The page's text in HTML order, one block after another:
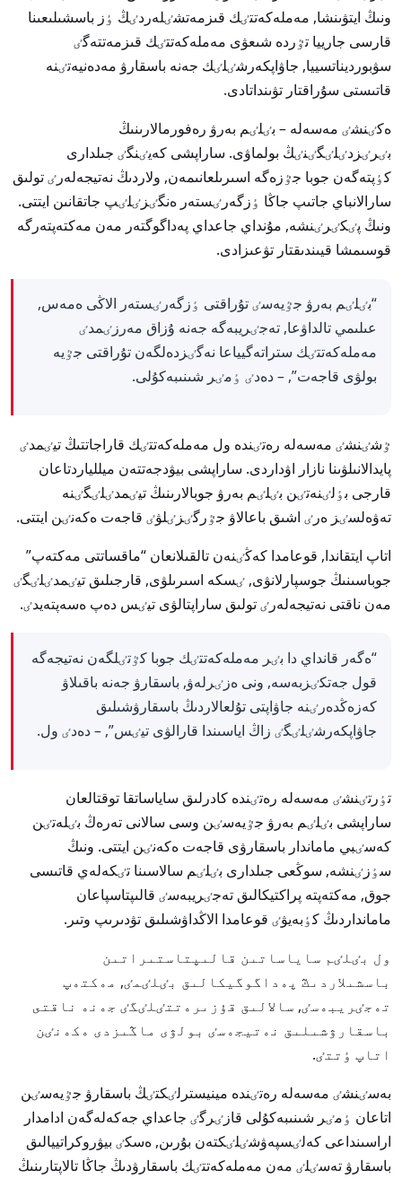
ونىڭ ايتۋىنشا, مەملەكەتتٸك قىزمەتشٸلەردٸڭ ٶز باسشىلىعىنا
قارسى جارييا تٷردە شىعۋى مەملەكەتتٸك قىزمەتتەگٸ
سۋبورديناتسييا, جاۋاپكەرشٸلٸك جەنە باسقارۋ مەدەنيەتٸنە
قاتىستى سۇراقتار تۋىنداتادى.
ەكٸنشٸ مەسەلە – بٸلٸم بەرۋ رەفورمالارىنىڭ
بٸرٸزدٸلٸگٸنٸڭ بولماۋى. ساراپشى كەيٸنگٸ جىلدارى
كٶپتەگەن جوبا جٷزەگە اسىرىلعانىمەن, ولاردىڭ نەتيجەلەرٸ تولىق
سارالانباي جاتىپ جاڭا ٶزگەرٸستەر ەنگٸزٸلٸپ جاتقانىن ايتتى.
ونىڭ پٸكٸرٸنشە, مۇنداي جاعداي پەداگوگتەر مەن مەكتەپتەرگە
قوسىمشا قيىندىقتار تۋعىزادى.
“بٸلٸم بەرۋ جٷيەسٸ تۇراقتى ٶزگەرٸستەر الاڭى ەمەس,
عىلىمي تالداۋعا, تەجٸريبەگە جەنە ۇزاق مەرزٸمدٸ
مەملەكەتتٸك ستراتەگيياعا نەگٸزدەلگەن تۇراقتى جٷيە
بولۋى قاجەت”, – دەدٸ ٶمٸر شىنىبەكۇلى.
ٷشٸنشٸ مەسەلە رەتٸندە ول مەملەكەتتٸك قاراجاتتىڭ تيٸمدٸ
پايدالانىلۋىنا نازار اۋداردى. ساراپشى بيۋدجەتتەن ميللياردتاعان
قارجى بٶلٸنەتٸن بٸلٸم بەرۋ جوبالارىنىڭ تيٸمدٸلٸگٸنە
تەۋەلسٸز ەرٸ اشىق باعالاۋ جٷرگٸزٸلۋٸ قاجەت ەكەنٸن ايتتى.
اتاپ ايتقاندا, قوعامدا كەڭٸنەن تالقىلانعان “ماقساتتى مەكتەپ”
جوباسىنىڭ جوسپارلانۋى, ٸسكە اسىرىلۋى, قارجىلىق تيٸمدٸلٸگٸ
مەن ناقتى نەتيجەلەرٸ تولىق ساراپتالۋى تيٸس دەپ ەسەپتەيدٸ.
“ەگەر قانداي دا بٸر مەملەكەتتٸك جوبا كٷتٸلگەن نەتيجەگە
قول جەتكٸزبەسە, ونى ەزٸرلەۋ, باسقارۋ جەنە باقىلاۋ
كەزەڭدەرٸنە جاۋاپتى تۇلعالاردىڭ باسقارۋشىلىق
جاۋاپكەرشٸلٸگٸ زاڭ اياسىندا قارالۋى تيٸس”, – دەدٸ ول.
تٶرتٸنشٸ مەسەلە رەتٸندە كادرلىق ساياساتقا توقتالعان
ساراپشى بٸلٸم بەرۋ جٷيەسٸن وسى سالانى تەرەڭ بٸلەتٸن
كەسٸبي ماماندار باسقارۋى قاجەت ەكەنٸن ايتتى. ونىڭ
سٶزٸنشە, سوڭعى جىلدارى بٸلٸم سالاسىنا تٸكەلەي قاتىسى
جوق, مەكتەپتە پراكتيكالىق تەجٸريبەسٸ قالىپتاسپاعان
مامانداردىڭ كٶبەيۋٸ قوعامدا الاڭداۋشىلىق تۋدىرىپ وتىر.
ول بٸلٸم ساياساتىن قالىپتاستىراتىن
باسشىلاردىڭ پەداگوگيكالىق بٸلٸمٸ, مەكتەپ
تەجٸريبەسٸ, سالالىق قۇزىرەتتٸلٸگٸ جەنە ناقتى
باسقارۋشىلىق نەتيجەسٸ بولۋى ماڭىزدى ەكەنٸن
اتاپ ٶتتٸ.
بەسٸنشٸ مەسەلە رەتٸندە مينيسترلٸكتٸڭ باسقارۋ جٷيەسٸن
اتاعان ٶمٸر شىنىبەكۇلى قازٸرگٸ جاعداي جەكەلەگەن ادامدار
اراسىنداعى كەلٸسپەۋشٸلٸكتەن بۇرىن, ەسكٸ بيۋروكراتييالىق
باسقارۋ تەسٸلٸ مەن مەملەكەتتٸك باسقارۋدىڭ جاڭا تالاپتارىنىڭ